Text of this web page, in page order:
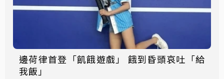
邊荷律首登「飢餓遊戲」 餓到昏頭哀吐「給
我飯」